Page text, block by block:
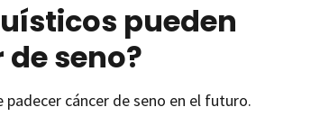
pueden
seno?
cáncer de seno en el futuro.